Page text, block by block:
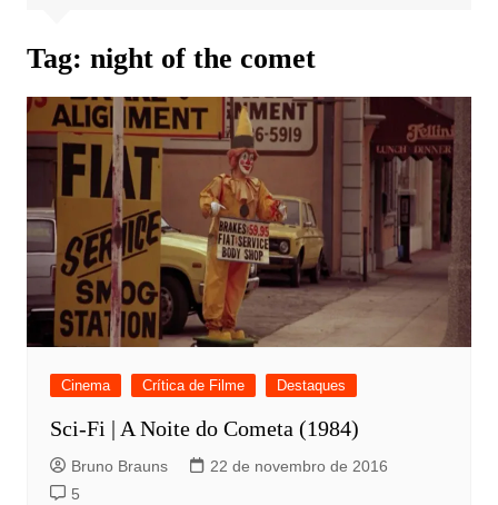
Tag: night of the comet
Cinema Crítica de Filme Destaques
Sci-Fi | A Noite do Cometa (1984)
Bruno Brauns
22 de novembro de 2016
5